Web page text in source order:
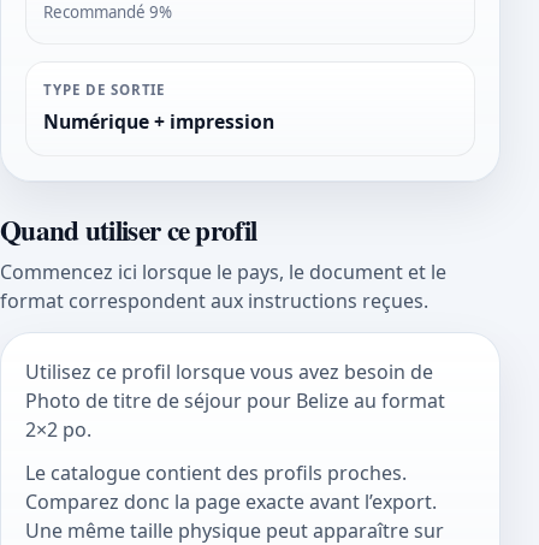
Recommandé 9%
TYPE DE SORTIE
Numérique + impression
Quand utiliser ce profil
Commencez ici lorsque le pays, le document et le
format correspondent aux instructions reçues.
Utilisez ce profil lorsque vous avez besoin de
Photo de titre de séjour pour Belize au format
2×2 po.
Le catalogue contient des profils proches.
Comparez donc la page exacte avant l’export.
Une même taille physique peut apparaître sur